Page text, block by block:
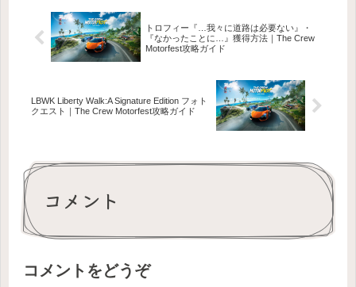
トロフィー『…我々に道路は必要ない』・
『なかったことに…』獲得方法｜The Crew
Motorfest攻略ガイド
LBWK Liberty Walk:A Signature Edition フォト
クエスト｜The Crew Motorfest攻略ガイド
コメント
コメントをどうぞ